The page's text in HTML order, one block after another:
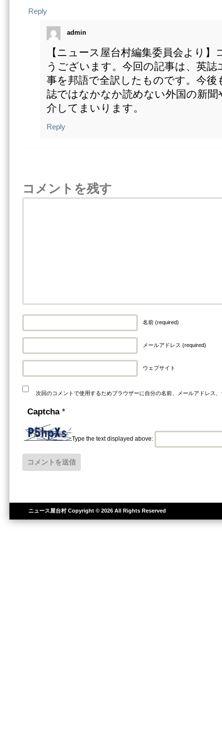
Reply
admin
【ニュース屋台村編集委員会より
うございます。今回の記事は、英
事を邦語で全訳したものです。今後
誌ではなかなか読めない外国の新聞
介してまいります。
Reply
コメントを残す
名前 (required)
メールアドレス (required)
ウェブサイト
次回のコメントで使用するためブラウザーに自分の名前、メールアドレス
Captcha *
Type the text displayed above:
ニュース屋台村Copyright © 2026 All Rights Reserved